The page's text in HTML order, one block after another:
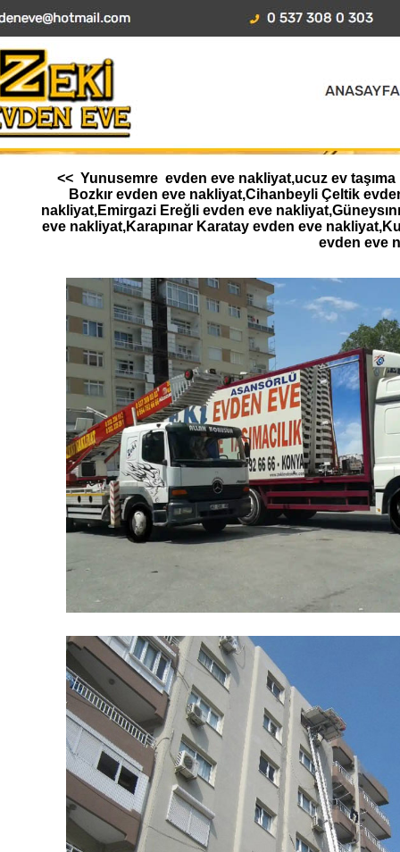
<< Yunusemre evden eve nakliyat,ucuz ev
Bozkır evden eve nakliyat,Cihanbeyli Çeltik
nakliyat,Emirgazi Ereğli evden eve
eve nakliyat,Karapınar Karatay evden eve
evden eve